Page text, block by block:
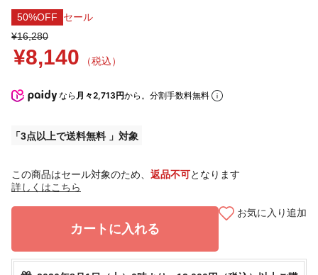
50%OFF
セール
¥16,280
¥8,140 （税込）
なら 月々2,713円から。分割手数料無料
3点以上で送料無料
この商品はセール対象のため、 返品不可となります
詳しくはこちら
カートに入れる
お気に入り追加